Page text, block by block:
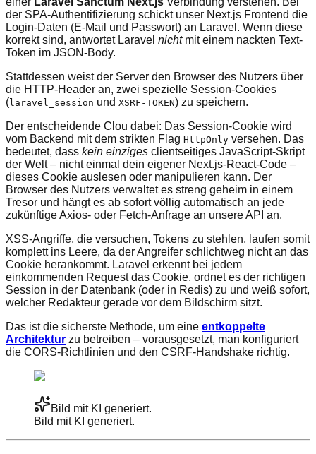
der SPA-Authentifizierung schickt unser Next.js Frontend die
Login-Daten (E-Mail und Passwort) an Laravel. Wenn diese
korrekt sind, antwortet Laravel nichtmit einem nackten Text-
Token im JSON-Body.
Stattdessen weist der Server den Browser des Nutzers über
die HTTP-Header an, zwei spezielle Session-Cookies
(laravel_session und XSRF-TOKEN) zu speichern.
Der entscheidende Clou dabei: Das Session-Cookie wird
vom Backend mit dem strikten Flag HttpOnly versehen. Das
bedeutet, dass kein einziges clientseitiges JavaScript-Skript
der Welt – nicht einmal dein eigener Next.js-React-Code –
dieses Cookie auslesen oder manipulieren kann. Der
Browser des Nutzers verwaltet es streng geheim in einem
Tresor und hängt es ab sofort völlig automatisch an jede
zukünftige Axios- oder Fetch-Anfrage an unsere API an.
XSS-Angriffe, die versuchen, Tokens zu stehlen, laufen somit
komplett ins Leere, da der Angreifer schlichtweg nicht an das
Cookie herankommt. Laravel erkennt bei jedem
einkommenden Request das Cookie, ordnet es der richtigen
Session in der Datenbank (oder in Redis) zu und weiß sofort,
welcher Redakteur gerade vor dem Bildschirm sitzt.
Das ist die sicherste Methode, um eine entkoppelte
Architektur zu betreiben – vorausgesetzt, man konfiguriert
die CORS-Richtlinien und den CSRF-Handshake richtig.
Bild mit KI generiert.
Bild mit KI generiert.